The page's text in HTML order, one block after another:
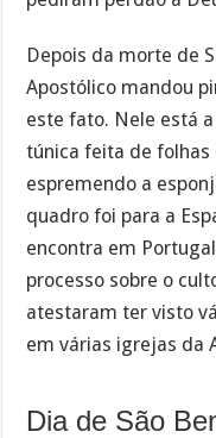
Depois da morte de
Apostólico mandou
este fato. Nele está
túnica feita de folhas
espremendo a
quadro foi para a
encontra em
processo sobre o
atestaram ter visto
em várias igrejas da
Dia de São